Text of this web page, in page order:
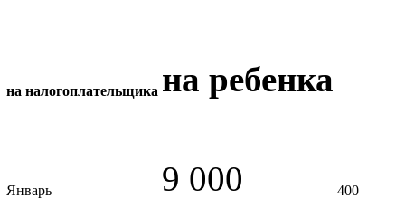
на налогоплательщика на ребенка
Январь 9 000 400